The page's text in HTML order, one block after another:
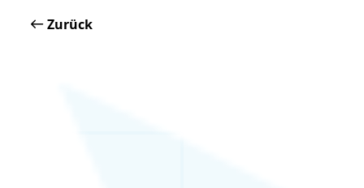
Zurück